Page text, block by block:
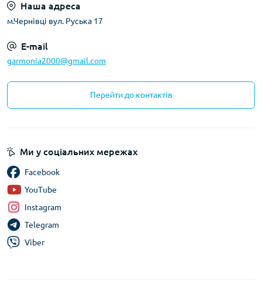
Наша адреса
м.Чернівці вул. Руська 17
E-mail
garmonia2000@gmail.com
Перейти до контактів
Ми у соціальних мережах
Facebook
YouTube
Instagram
Telegram
Viber